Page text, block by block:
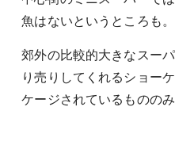
魚はないというところも。
郊外の比較的大きなスー
り売りしてくれるショー
ケージされているものの